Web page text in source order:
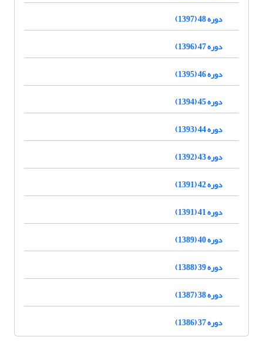
دوره 48 (1397)
دوره 47 (1396)
دوره 46 (1395)
دوره 45 (1394)
دوره 44 (1393)
دوره 43 (1392)
دوره 42 (1391)
دوره 41 (1391)
دوره 40 (1389)
دوره 39 (1388)
دوره 38 (1387)
دوره 37 (1386)